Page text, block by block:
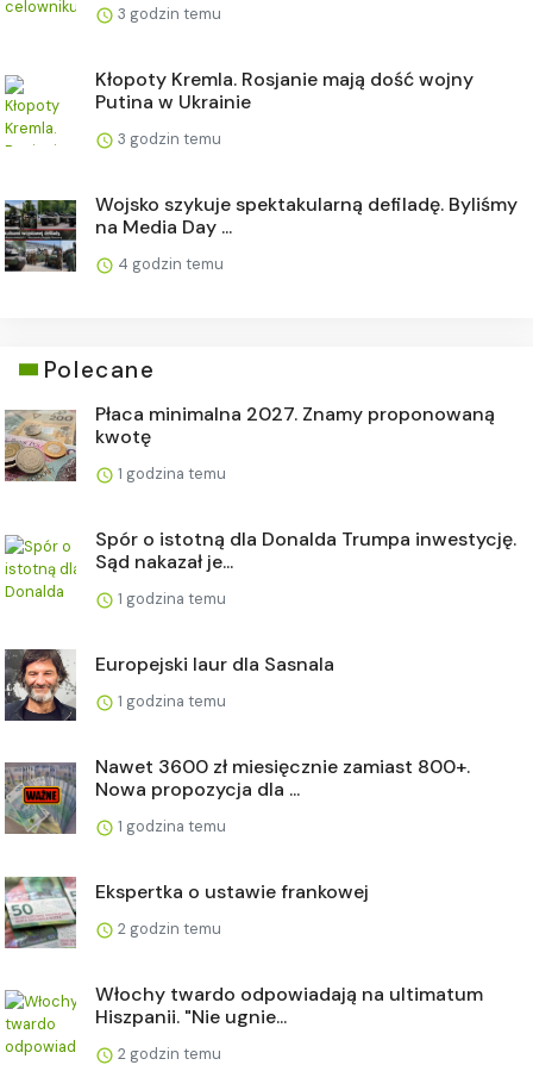
3 godzin temu
Kłopoty Kremla. Rosjanie mają dość wojny
Putina w Ukrainie
3 godzin temu
Wojsko szykuje spektakularną defiladę. Byliśmy
na Media Day ...
4 godzin temu
Polecane
Płaca minimalna 2027. Znamy proponowaną
kwotę
1 godzina temu
Spór o istotną dla Donalda Trumpa inwestycję.
Sąd nakazał je...
1 godzina temu
Europejski laur dla Sasnala
1 godzina temu
Nawet 3600 zł miesięcznie zamiast 800+.
Nowa propozycja dla ...
1 godzina temu
Ekspertka o ustawie frankowej
2 godzin temu
Włochy twardo odpowiadają na ultimatum
Hiszpanii. "Nie ugnie...
2 godzin temu